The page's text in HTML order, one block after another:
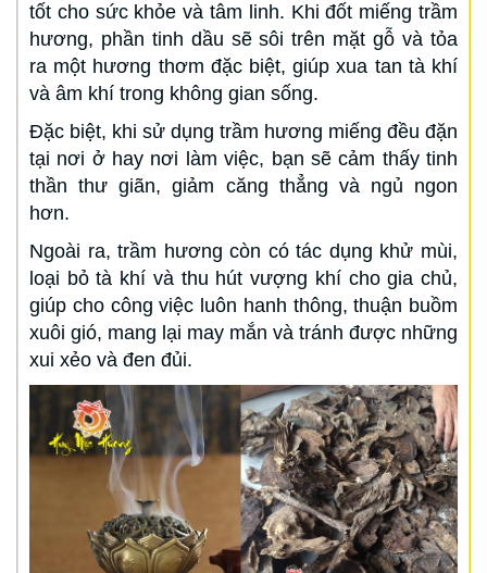
tốt cho sức khỏe và tâm linh. Khi đốt miếng trầm
hương, phần tinh dầu sẽ sôi trên mặt gỗ và tỏa
ra một hương thơm đặc biệt, giúp xua tan tà khí
và âm khí trong không gian sống.
Đặc biệt, khi sử dụng trầm hương miếng đều đặn
tại nơi ở hay nơi làm việc, bạn sẽ cảm thấy tinh
thần thư giãn, giảm căng thẳng và ngủ ngon
hơn.
Ngoài ra, trầm hương còn có tác dụng khử mùi,
loại bỏ tà khí và thu hút vượng khí cho gia chủ,
giúp cho công việc luôn hanh thông, thuận buồm
xuôi gió, mang lại may mắn và tránh được những
xui xẻo và đen đủi.